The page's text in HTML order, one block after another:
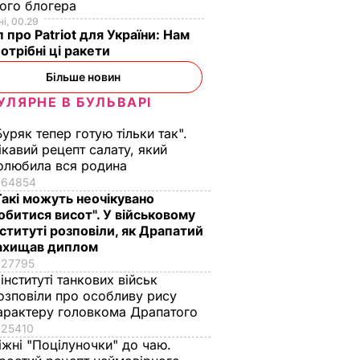
–
Справу Штепи
можуть знову
почати слухати із
самого початку
6 листопада, 15.59
блогера
00.29
про Patriot для України: Нам
ці ракети
Більше новин
В БУЛЬВАРІ
тепер готую тільки так".
рецепт салату, який
вся родина
64854
можуть неочікувано
висот". У військовому
розповіли, як Драпатий
диплом
27795
танкових військ
про особливу рису
головкома Драпатого
25410
"Поцілуночки" до чаю.